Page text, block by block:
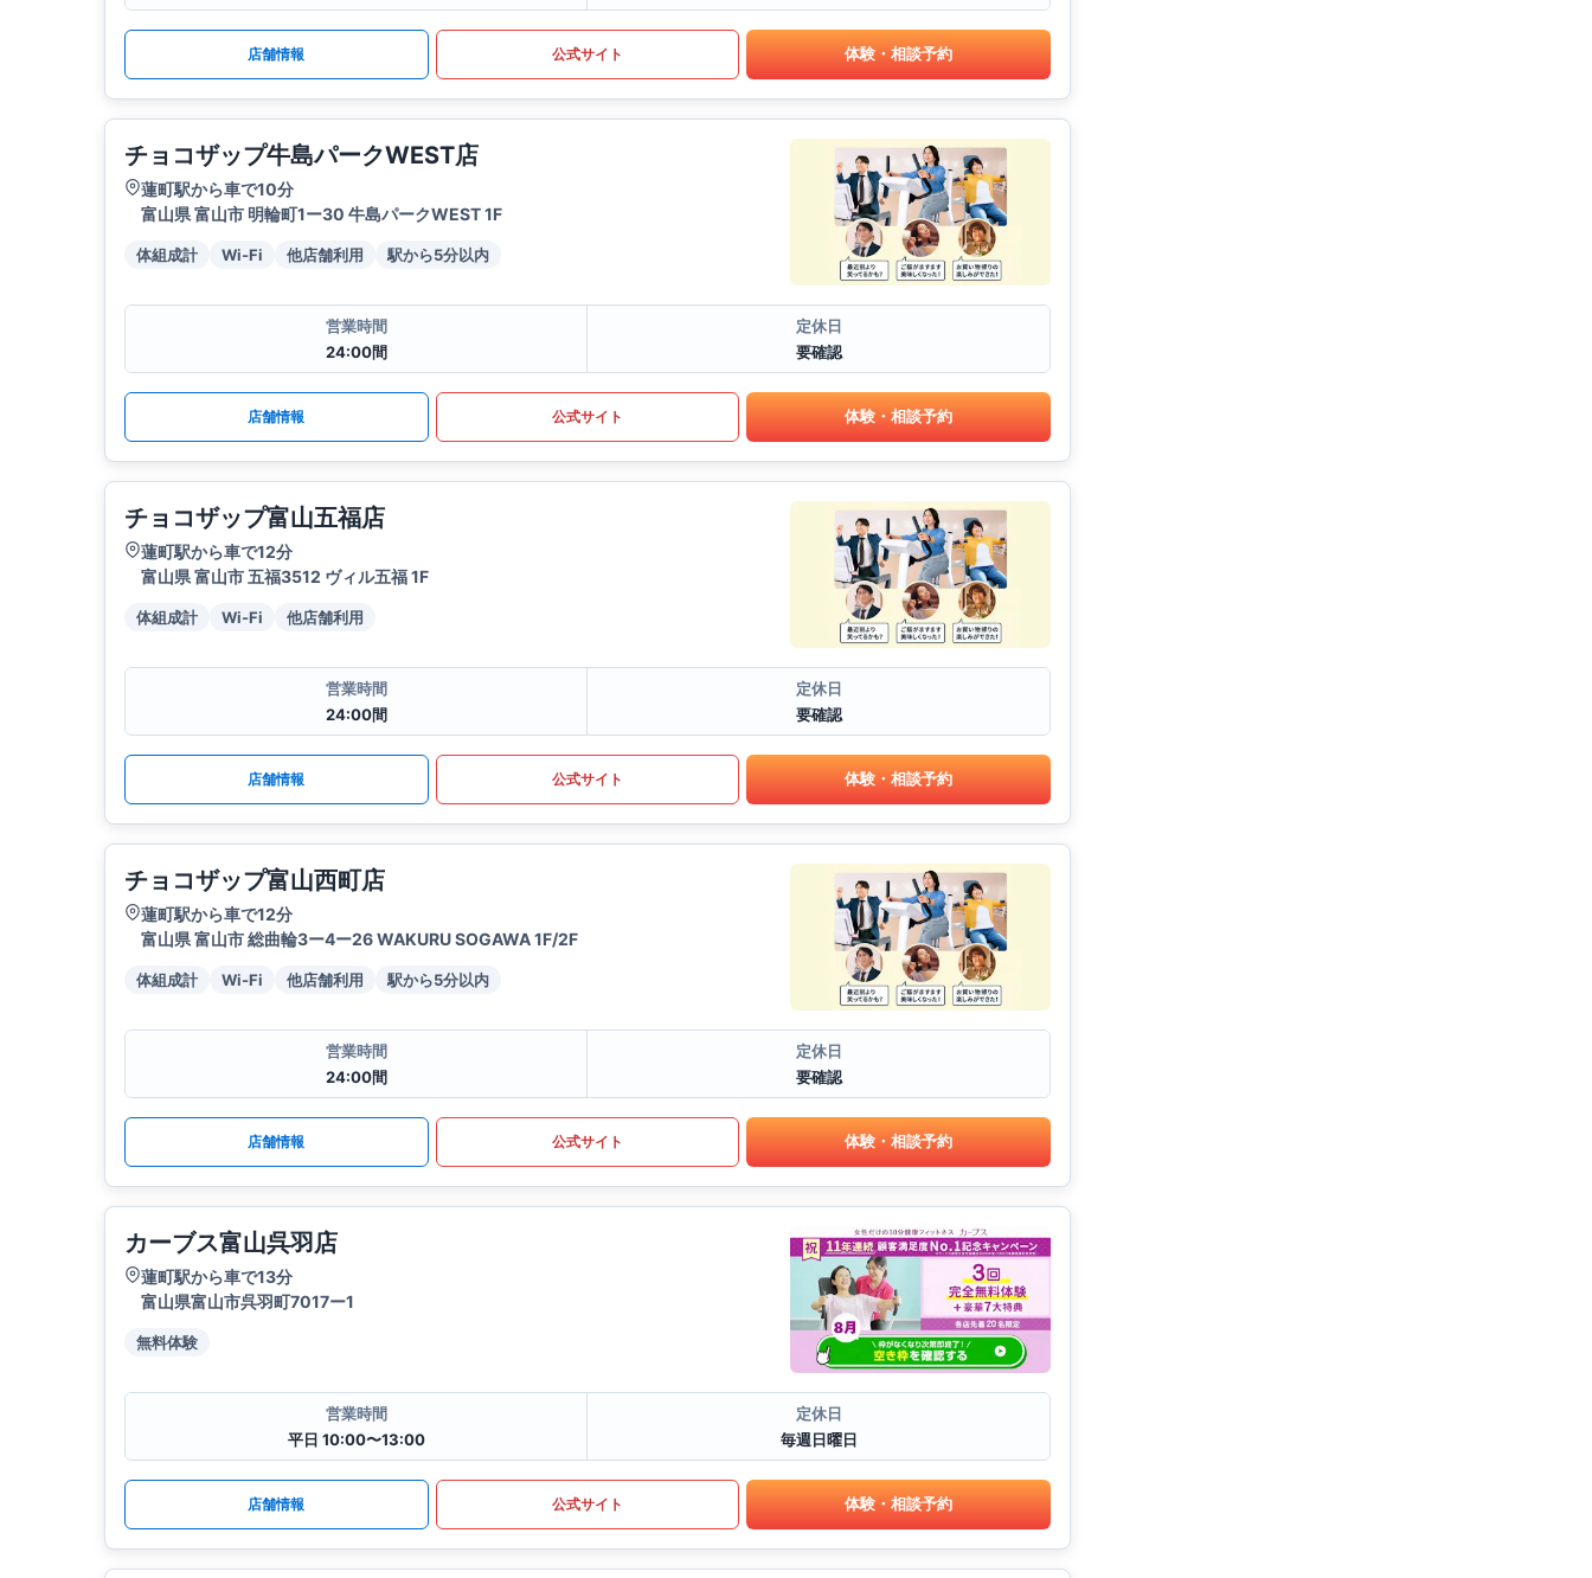
店舗情報 公式サイト 体験・相談予約
チョコザップ牛島パークWEST店
蓮町駅から車で10分
富山県 富山市 明輪町1ー30 牛島パークWEST 1F
体組成計 Wi-Fi 他店舗利用 駅から5分以内
営業時間
24:00間
定休日
要確認
店舗情報 公式サイト 体験・相談予約
チョコザップ富山五福店
蓮町駅から車で12分
富山県 富山市 五福3512 ヴィル五福 1F
体組成計 Wi-Fi 他店舗利用
営業時間
24:00間
定休日
要確認
店舗情報 公式サイト 体験・相談予約
チョコザップ富山西町店
蓮町駅から車で12分
富山県 富山市 総曲輪3ー4ー26 WAKURU SOGAWA 1F/2F
体組成計 Wi-Fi 他店舗利用 駅から5分以内
営業時間
24:00間
定休日
要確認
店舗情報 公式サイト 体験・相談予約
カーブス富山呉羽店
蓮町駅から車で13分
富山県富山市呉羽町7017ー1
無料体験
営業時間
平日 10:00〜13:00
定休日
毎週日曜日
店舗情報 公式サイト 体験・相談予約